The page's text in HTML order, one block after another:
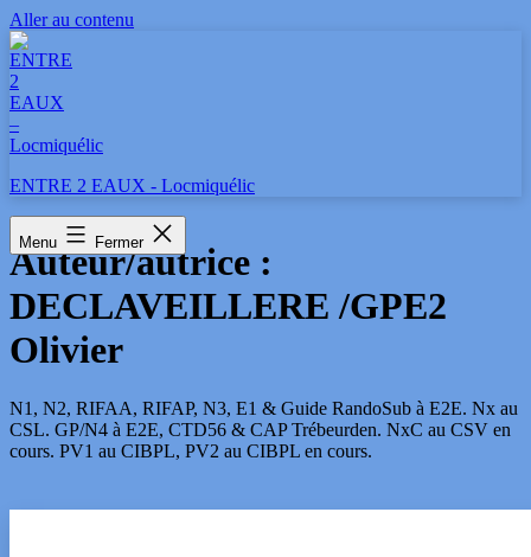
Aller au contenu
ENTRE 2 EAUX - Locmiquélic
Menu Fermer
Auteur/autrice :
DECLAVEILLERE /GPE2
Olivier
N1, N2, RIFAA, RIFAP, N3, E1 & Guide RandoSub à E2E. Nx au
CSL. GP/N4 à E2E, CTD56 & CAP Trébeurden. NxC au CSV en
cours. PV1 au CIBPL, PV2 au CIBPL en cours.